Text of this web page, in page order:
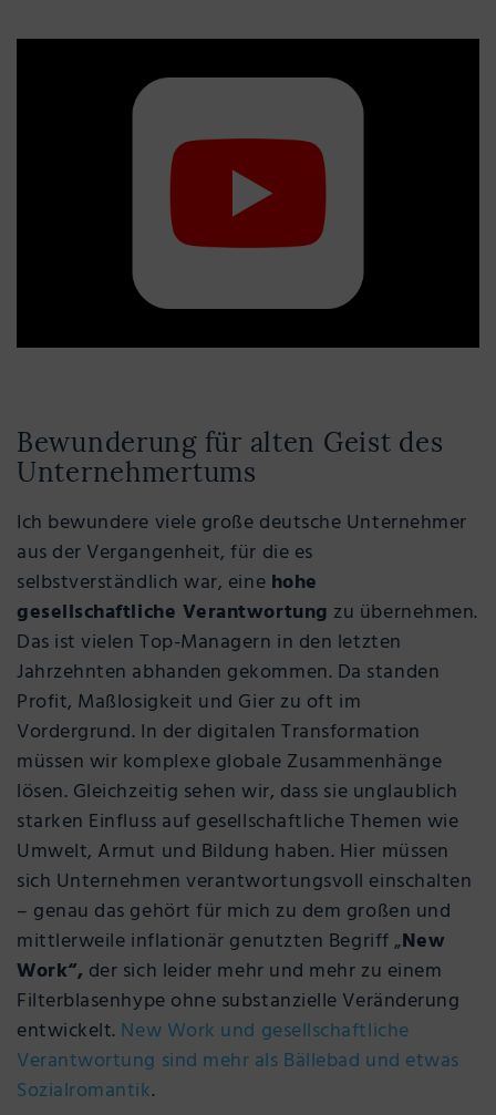
Bewunderung für alten Geist des
Unternehmertums
Ich bewundere viele große deutsche Unternehmer
aus der Vergangenheit, für die es
selbstverständlich war, eine hohe
gesellschaftliche Verantwortung zu übernehmen.
Das ist vielen Top-Managern in den letzten
Jahrzehnten abhanden gekommen. Da standen
Profit, Maßlosigkeit und Gier zu oft im
Vordergrund. In der digitalen Transformation
müssen wir komplexe globale Zusammenhänge
lösen. Gleichzeitig sehen wir, dass sie unglaublich
starken Einfluss auf gesellschaftliche Themen wie
Umwelt, Armut und Bildung haben. Hier müssen
sich Unternehmen verantwortungsvoll einschalten
– genau das gehört für mich zu dem großen und
mittlerweile inflationär genutzten Begriff „New
Work“, der sich leider mehr und mehr zu einem
Filterblasenhype ohne substanzielle Veränderung
entwickelt. New Work und gesellschaftliche
Verantwortung sind mehr als Bällebad und etwas
Sozialromantik.